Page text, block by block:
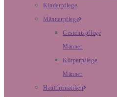
Kinderpflege
Männerpflege
Gesichtspflege
Männer
Körperpflege
Männer
Hautthematiken